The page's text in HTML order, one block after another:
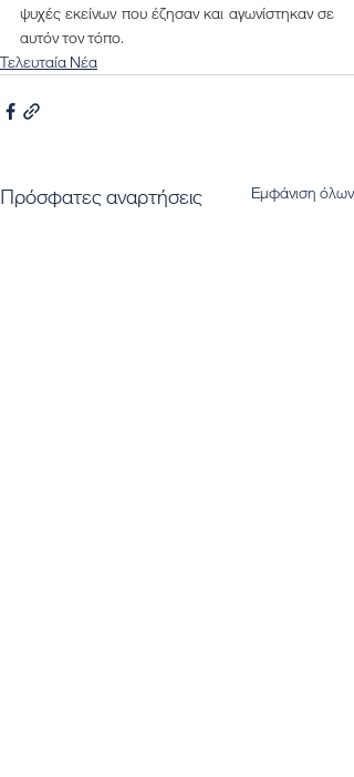
ψυχές εκείνων που έζησαν και αγωνίστηκαν σε
αυτόν τον τόπο.
Τελευταία Νέα
Πρόσφατες αναρτήσεις Εμφάνιση όλων